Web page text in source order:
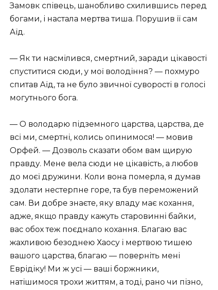
Замовк співець, шанобливо схилившись перед
богами, і настала мертва тиша. Порушив її сам
Аїд.
— Як ти насмілився, смертний, заради цікавості
спуститися сюди, у мої володіння? — похмуро
спитав Аїд, та не було звичної суворості в голосі
могутнього бога.
— О володарю підземного царства, царства, де
всі ми, смертні, колись опинимося! — мовив
Орфей. — Дозволь сказати обом вам щирую
правду. Мене вела сюди не цікавість, а любов
до моєї дружини. Коли вона померла, я думав
здолати нестерпне горе, та був переможений
сам. Ви добре знаєте, яку владу має кохання,
адже, якщо правду кажуть старовинні байки,
вас обох теж поєднало кохання. Благаю вас
жахливою безоднею Хаосу і мертвою тишею
вашого царства, благаю — поверніть мені
Еврідіку! Ми ж усі — ваші боржники,
натішимося трохи життям, а тоді, рано чи пізно,